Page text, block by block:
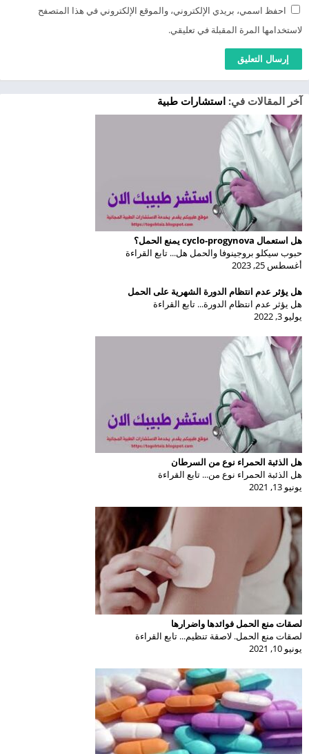
احفظ اسمي، بريدي الإلكتروني، والموقع الإلكتروني في هذا المتصفح
لاستخدامها المرة المقبلة في تعليقي.
آخر المقالات في: استشارات طبية
هل استعمال cyclo-progynova يمنع الحمل؟
حبوب سيكلو بروجينوفا والحمل هل... تابع القراءة
أغسطس 25, 2023
هل يؤثر عدم انتظام الدورة الشهرية على الحمل
هل يؤثر عدم انتظام الدورة... تابع القراءة
يوليو 3, 2022
هل الذئبة الحمراء نوع من السرطان
هل الذئبة الحمراء نوع من... تابع القراءة
يونيو 13, 2021
لصقات منع الحمل فوائدها واضرارها
لصقات منع الحمل. لاصقة تنظيم... تابع القراءة
يونيو 10, 2021